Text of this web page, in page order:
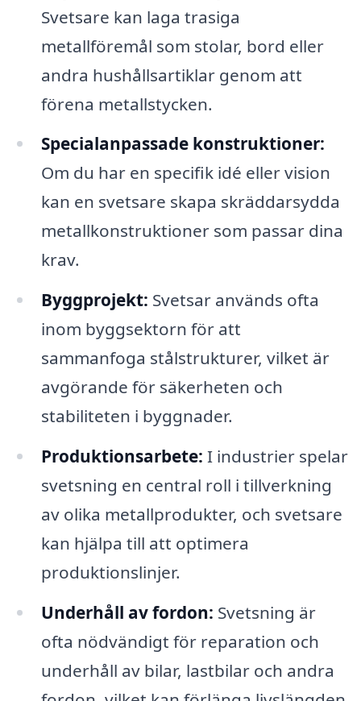
Svetsare kan laga trasiga
metallföremål som stolar, bord eller
andra hushållsartiklar genom att
förena metallstycken.
Specialanpassade konstruktioner:
Om du har en specifik idé eller vision
kan en svetsare skapa skräddarsydda
metallkonstruktioner som passar dina
krav.
Byggprojekt: Svetsar används ofta
inom byggsektorn för att
sammanfoga stålstrukturer, vilket är
avgörande för säkerheten och
stabiliteten i byggnader.
Produktionsarbete: I industrier spelar
svetsning en central roll i tillverkning
av olika metallprodukter, och svetsare
kan hjälpa till att optimera
produktionslinjer.
Underhåll av fordon: Svetsning är
ofta nödvändigt för reparation och
underhåll av bilar, lastbilar och andra